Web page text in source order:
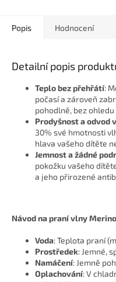
Popis Hodnocení
Detailní popis
Teplo bez přehřátí:
počasí a zároveň
pohodlně, bez ohledu
Prodyšnost a odvod
30% své hmotnosti
hlava vašeho dítěte
Jemnost a žádné
pokožku vašeho
a jeho přirozené
Návod na praní vlny
Voda: Teplota praní
Prostředek: Jemné,
Namáčení: Jemně
Oplachování: V